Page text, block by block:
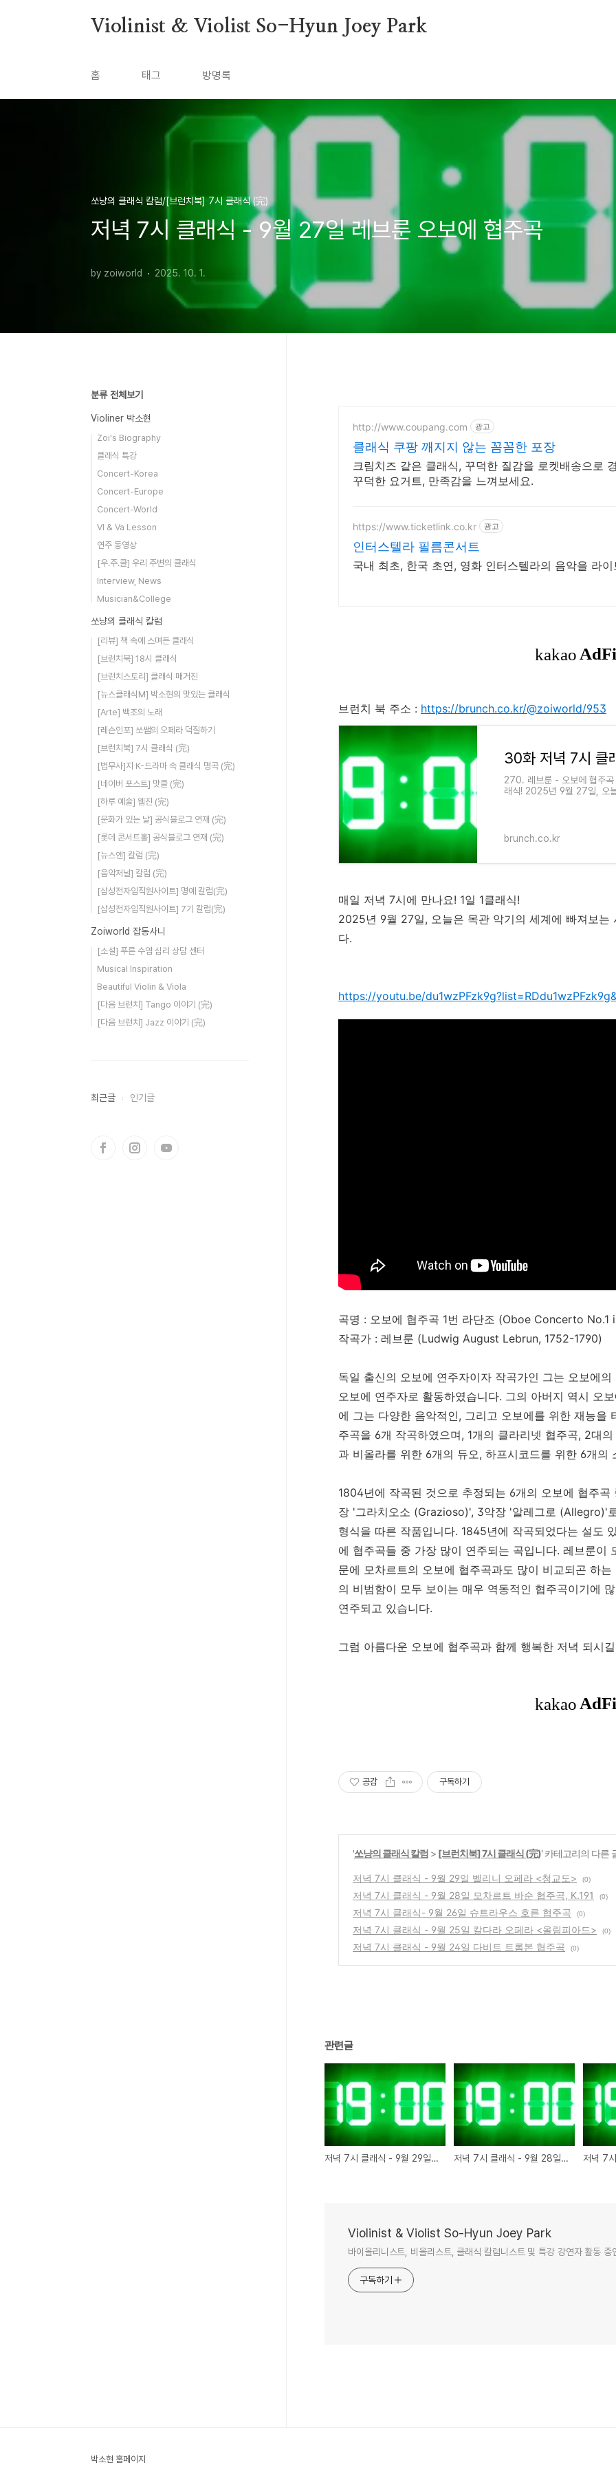
Violinist & Violist So-Hyun Joey Park
홈 태그 방명록
쏘냥의 클래식 칼럼/[브런치북] 7시 클래식 (完)
저녁 7시 클래식 - 9월 27일 레브룬 오보에 협주곡
by zoiworld 2025. 10. 1.
http://www.coupang.com 광고
클래식 쿠팡 깨지지 않는 꼼꼼한 포장
크림치즈 같은 클래식, 꾸덕한 질감을 로켓배송으로
꾸덕한 요거트, 만족감을 느껴보세요.
https://www.ticketlink.co.kr 광고
인터스텔라 필름콘서트
국내 최초, 한국 초연, 영화 인터스텔라의 음악을 라
브런치 북 주소 : https://brunch.co.kr/@zoiworld/953
270. 레브룬 - 오보에 협주곡
래식! 2025년 9월 27일, 오
brunch.co.kr
매일 저녁 7시에 만나요! 1일 1클래식!
2025년 9월 27일, 오늘은 목관 악기의 세계에 빠져보는
다.
https://youtu.be/
곡명 : 오보에 협주곡 1번 라단조 (Oboe Concerto No.1
작곡가 : 레브룬 (Ludwig August Lebrun, 1752-1790)
독일 출신의 오보에 연주자이자 작곡가인 그는 오보에
오보에 연주자로 활동하였습니다. 그의 아버지 역시 오
에 그는 다양한 음악적인, 그리고 오보에를 위한 재능을
주곡을 6개 작곡하였으며, 1개의 클라리넷 협주곡, 2대
과 비올라를 위한 6개의 듀오, 하프시코드를 위한 6개의
1804년에 작곡된 것으로 추정되는 6개의 오보에 협주
장 '그라치오소 (Grazioso)', 3악장 '알레그로 (Allegro)'
형식을 따른 작품입니다. 1845년에 작곡되었다는 설도
에 협주곡들 중 가장 많이 연주되는 곡입니다. 레브룬이
문에 모차르트의 오보에 협주곡과도 많이 비교되곤 하
의 비범함이 모두 보이는 매우 역동적인 협주곡이기에
연주되고 있습니다.
그럼 아름다운 오보에 협주곡과 함께 행복한 저녁 되시
공감 구독하기
'쏘냥의 클래식 칼럼 > [브런치북] 7시 클래식 (完)' 카테고리의 다른
저녁 7시 클래식 - 9월 29일 벨리니 오페라 <청교도> (0)
저녁 7시 클래식 - 9월 28일 모차르트 바순 협주곡, K.191 (0)
저녁 7시 클래식- 9월 26일 슈트라우스 호른 협주곡 (0)
저녁 7시 클래식 - 9월 25일 칼다라 오페라 <올림피아드> (0)
저녁 7시 클래식 - 9월 24일 다비트 트롬본 협주곡 (0)
관련글
저녁 7시 클래식 - 9월 29일 벨리니 오페라 <청교도> 저녁 7시 클래식 - 9월 28일 모차르트 바순 협주곡, K.191
Violinist & Violist So-Hyun Joey Park
바이올리니스트, 비올리스트, 클래식 칼럼니스트 및 특강 강연자 활동 중
구독하기
분류 전체보기
Violiner 박소현
Zoi's Biography
클래식 특강
Concert-Korea
Concert-Europe
Concert-World
Vl & Va Lesson
연주 동영상
[우.주.클] 우리 주변의 클래식
Interview, News
Musician&College
쏘냥의 클래식 칼럼
[리뷰] 책 속에 스며든 클래식
[브런치북] 18시 클래식
[브런치스토리] 클래식 매거진
[뉴스클래식M] 박소현의 맛있는 클래식
[Arte] 백조의 노래
[레슨인포] 쏘쌤의 오페라 덕질하기
[브런치북] 7시 클래식 (完)
[법무사]지 K-드라마 속 클래식 명곡 (完)
[네이버 포스트] 맛클 (完)
[하루 예술] 웹진 (完)
[문화가 있는 날] 공식블로그 연재 (完)
[롯데 콘서트홀] 공식블로그 연재 (完)
[뉴스앤] 칼럼 (完)
[음악저널] 칼럼 (完)
[삼성전자임직원사이트] 명예 칼럼(完)
[삼성전자임직원사이트] 7기 칼럼(完)
Zoiworld 잡동사니
[소설] 푸른 수염 심리 상담 센터
Musical Inspiration
Beautiful Violin & Viola
[다음 브런치] Tango 이야기 (完)
[다음 브런치] Jazz 이야기 (完)
최근글 인기글
박소현 홈페이지